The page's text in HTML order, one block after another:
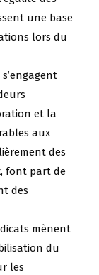
une base
lors du
et la
aux
des
font part de
des
mènent
du
les